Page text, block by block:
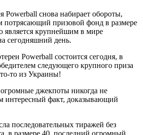
Powerball снова набирает обороты,
потрясающий призовой фонд в размере
является крупнейшим в мире
сегодняшний день.
Powerball состоится сегодня, в
следующего крупного приза
то из Украины!
джекпоты никогда не
интересный факт, доказывающий
последовательных тиражей без
в размере 40, последний огромный